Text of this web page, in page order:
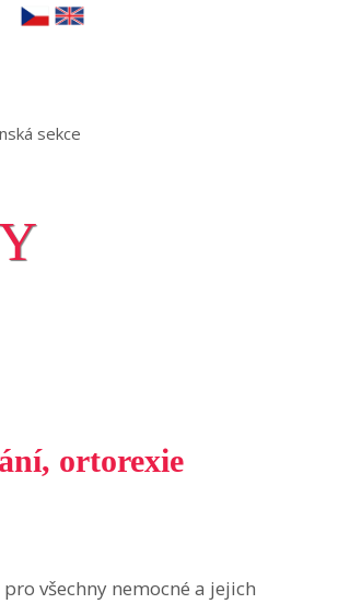
sekce
ortorexie
všechny nemocné a jejich